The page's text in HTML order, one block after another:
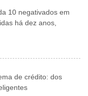
10 negativados em
há dez anos,
de crédito: dos